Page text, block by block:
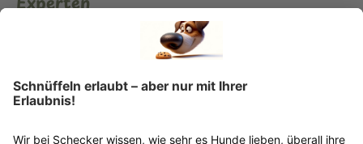
Du hast Fragen zu unserem Hundeshop, der Ernährung deines
Hundes oder Hundezubehör? Dann wende dich vertrauensvoll
unterstützen dich kompetent bei der Lösung deiner
unserem Ratgeber, in unserem Newsletter oder unserem